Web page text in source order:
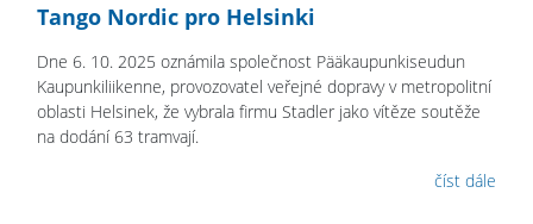
Tango Nordic pro Helsinki
Dne 6. 10. 2025 oznámila společnost Pääkaupunkiseudun
Kaupunkiliikenne, provozovatel veřejné dopravy v metropolitní
oblasti Helsinek, že vybrala firmu Stadler jako vítěze soutěže
na dodání 63 tramvají.
číst dále